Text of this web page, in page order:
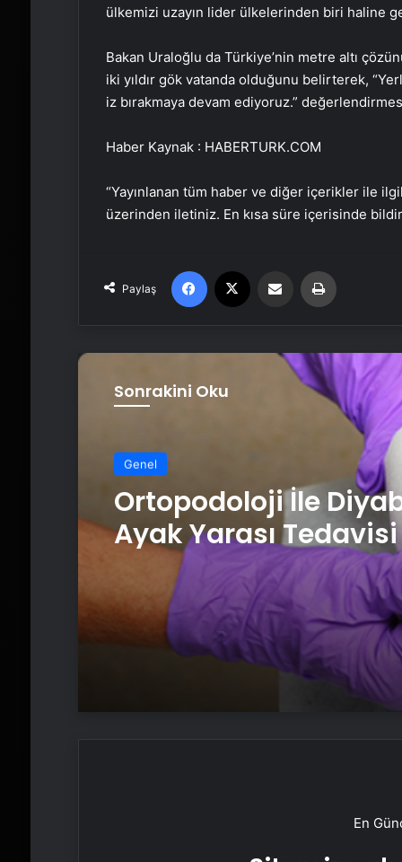
ülkemizi uzayın lider ülkelerinden biri haline
Bakan Uraloğlu da Türkiye’nin metre altı
iki yıldır gök vatanda olduğunu belirterek,
iz bırakmaya devam ediyoruz.”
Haber Kaynak : HABERTURK.COM
“Yayınlanan tüm haber ve diğer içerikler ile
üzerinden iletiniz. En kısa süre içerisinde
Paylaş
Facebook Email'den paylaş
Sonrakini Oku
Genel
Ortopodoloji İle
Ayak Yarası Tedavisi
En